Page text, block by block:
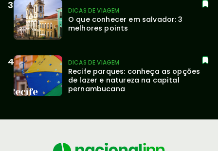
DICAS DE VIAGEM
O que conhecer em salvador: 3
melhores points
DICAS DE VIAGEM
Recife parques: conheça as opções
de lazer e natureza na capital
pernambucana